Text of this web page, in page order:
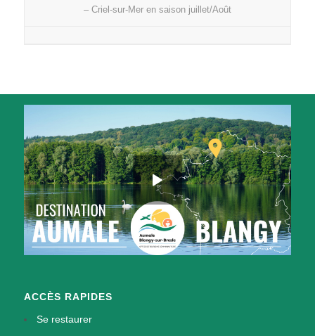
– Criel-sur-Mer en saison juillet/Août
ACCÈS RAPIDES
Se restaurer